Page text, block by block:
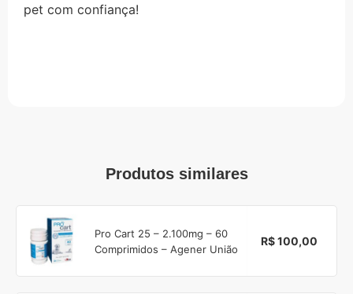
pet com confiança!
Produtos similares
Pro Cart 25 – 2.100mg – 60
Comprimidos – Agener União
R$ 100,00